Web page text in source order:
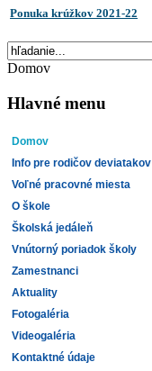
Ponuka krúžkov 2021-22
Domov
Hlavné menu
Domov
Info pre rodičov deviatakov
Voľné pracovné miesta
O škole
Školská jedáleň
Vnútorný poriadok školy
Zamestnanci
Aktuality
Fotogaléria
Videogaléria
Kontaktné údaje